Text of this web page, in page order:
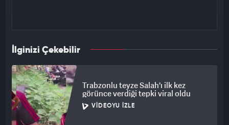
İlginizi Çekebilir
Trabzonlu teyze Salah'ı ilk kez
görünce verdiği tepki viral oldu
VIDEOYU İZLE